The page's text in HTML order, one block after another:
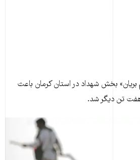
‌بريان» بخش شهداد در استان کرمان باعث
تن ديگر شد.